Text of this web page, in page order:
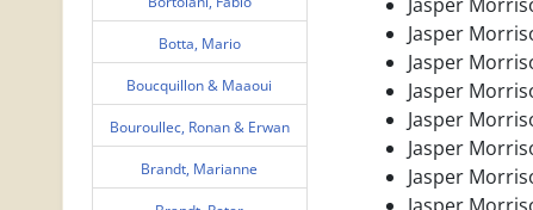
Botta, Mario
Boucquillon & Maaoui
Bouroullec, Ronan & Erwan
Brandt, Marianne
Jasper
Jasper
Jasper
Jasper
Jasper
Jasper